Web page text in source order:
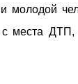
молодой
места ДТП,